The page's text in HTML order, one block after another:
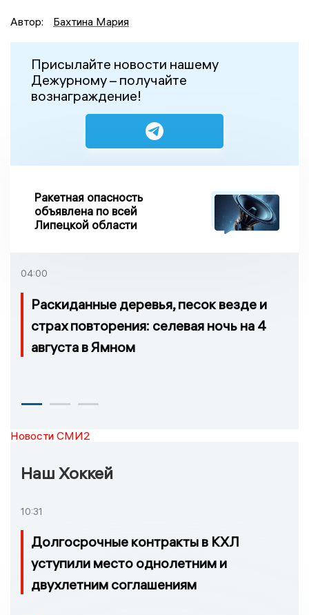
Автор: Бахтина Мария
Присылайте новости нашему
Дежурному – получайте
вознаграждение!
Ракетная опасность
объявлена по всей
Липецкой области
04:00
Раскиданные деревья, песок везде и
страх повторения: селевая ночь на 4
августа в Ямном
Новости СМИ2
Наш Хоккей
10:31
Долгосрочные контракты в КХЛ
уступили место однолетним и
двухлетним соглашениям